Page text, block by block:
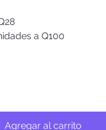
a Q100
Agregar al carrito